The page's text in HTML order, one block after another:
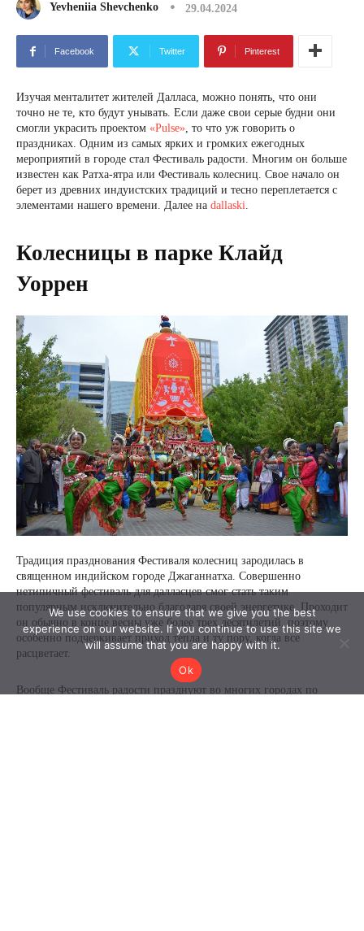
We use cookies to ensure that we give you the best
experience on our website. If you continue to use this site we
will assume that you are happy with it.
Ok